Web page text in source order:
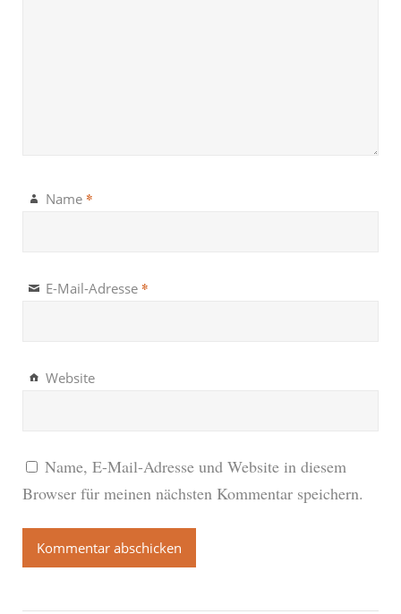
Name *
E-Mail-Adresse *
Website
Name, E-Mail-Adresse und Website in diesem
Browser für meinen nächsten Kommentar speichern.